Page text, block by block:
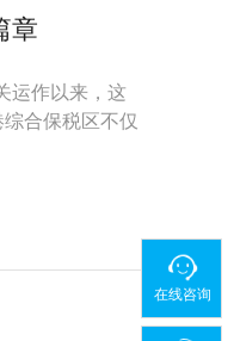
章
运作以来，这
合保税区不仅
在线咨询